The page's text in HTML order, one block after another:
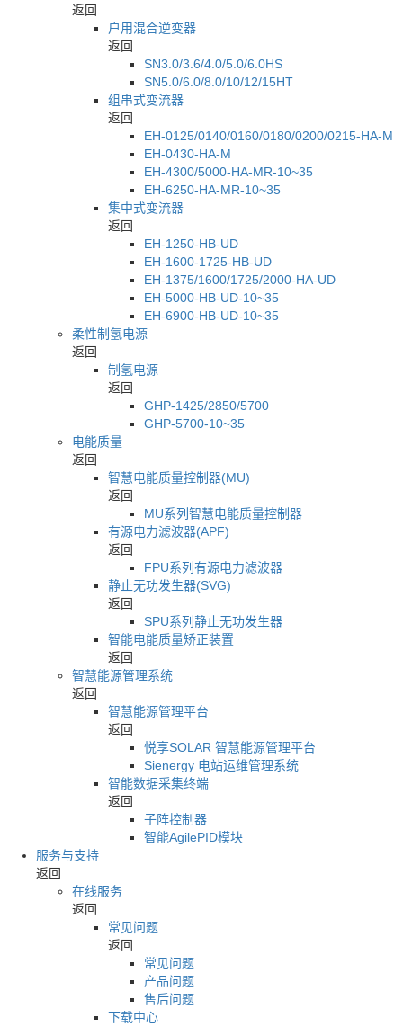
返回
户用混合逆变器
返回
SN3.0/3.6/4.0/5.0/6.0HS
SN5.0/6.0/8.0/10/12/15HT
组串式变流器
返回
EH-0125/0140/0160/0180/0200/0215-HA-M
EH-0430-HA-M
EH-4300/5000-HA-MR-10~35
EH-6250-HA-MR-10~35
集中式变流器
返回
EH-1250-HB-UD
EH-1600-1725-HB-UD
EH-1375/1600/1725/2000-HA-UD
EH-5000-HB-UD-10~35
EH-6900-HB-UD-10~35
柔性制氢电源
返回
制氢电源
返回
GHP-1425/2850/5700
GHP-5700-10~35
电能质量
返回
智慧电能质量控制器(MU)
返回
MU系列智慧电能质量控制器
有源电力滤波器(APF)
返回
FPU系列有源电力滤波器
静止无功发生器(SVG)
返回
SPU系列静止无功发生器
智能电能质量矫正装置
返回
智慧能源管理系统
返回
智慧能源管理平台
返回
悦享SOLAR 智慧能源管理平台
Sienergy 电站运维管理系统
智能数据采集终端
返回
子阵控制器
智能AgilePID模块
服务与支持
返回
在线服务
返回
常见问题
返回
常见问题
产品问题
售后问题
下载中心